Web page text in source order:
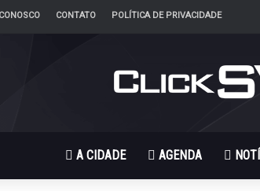
CONTATO POLÍTICA DE PRIVACIDADE
A CIDADE AGENDA